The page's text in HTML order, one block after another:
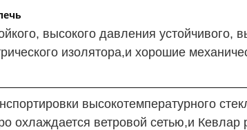
высокого давления устойчивого,
изолятора,и хорошие
высокотемпературного
охлаждается ветровой сетью,и Кевлар